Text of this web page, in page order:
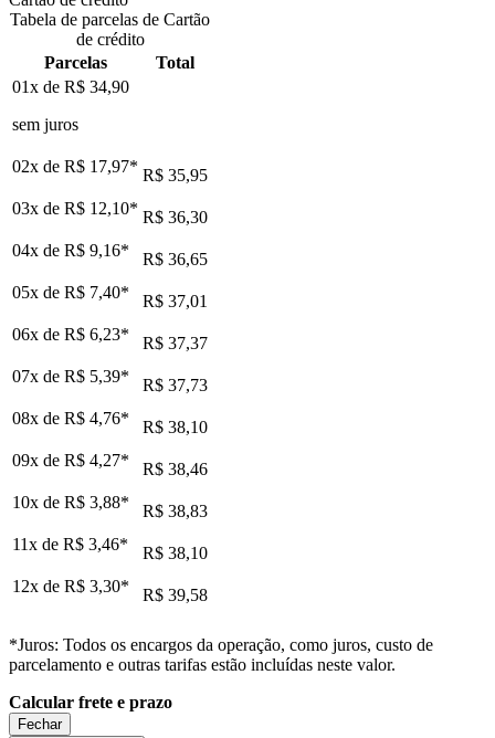
Tabela de parcelas de Cartão
de crédito
Parcelas
Total
01x de R$ 34,90
sem juros
02x de R$ 17,97* R$ 35,95
03x de R$ 12,10* R$ 36,30
04x de R$ 9,16*
R$ 36,65
05x de R$ 7,40*
R$ 37,01
06x de R$ 6,23*
R$ 37,37
07x de R$ 5,39*
R$ 37,73
08x de R$ 4,76*
R$ 38,10
09x de R$ 4,27*
R$ 38,46
10x de R$ 3,88*
R$ 38,83
11x de R$ 3,46*
R$ 38,10
12x de R$ 3,30* R$ 39,58
*Juros: Todos os encargos da operação, como juros, custo de
parcelamento e outras tarifas estão incluídas neste valor.
Calcular frete e prazo
Fechar